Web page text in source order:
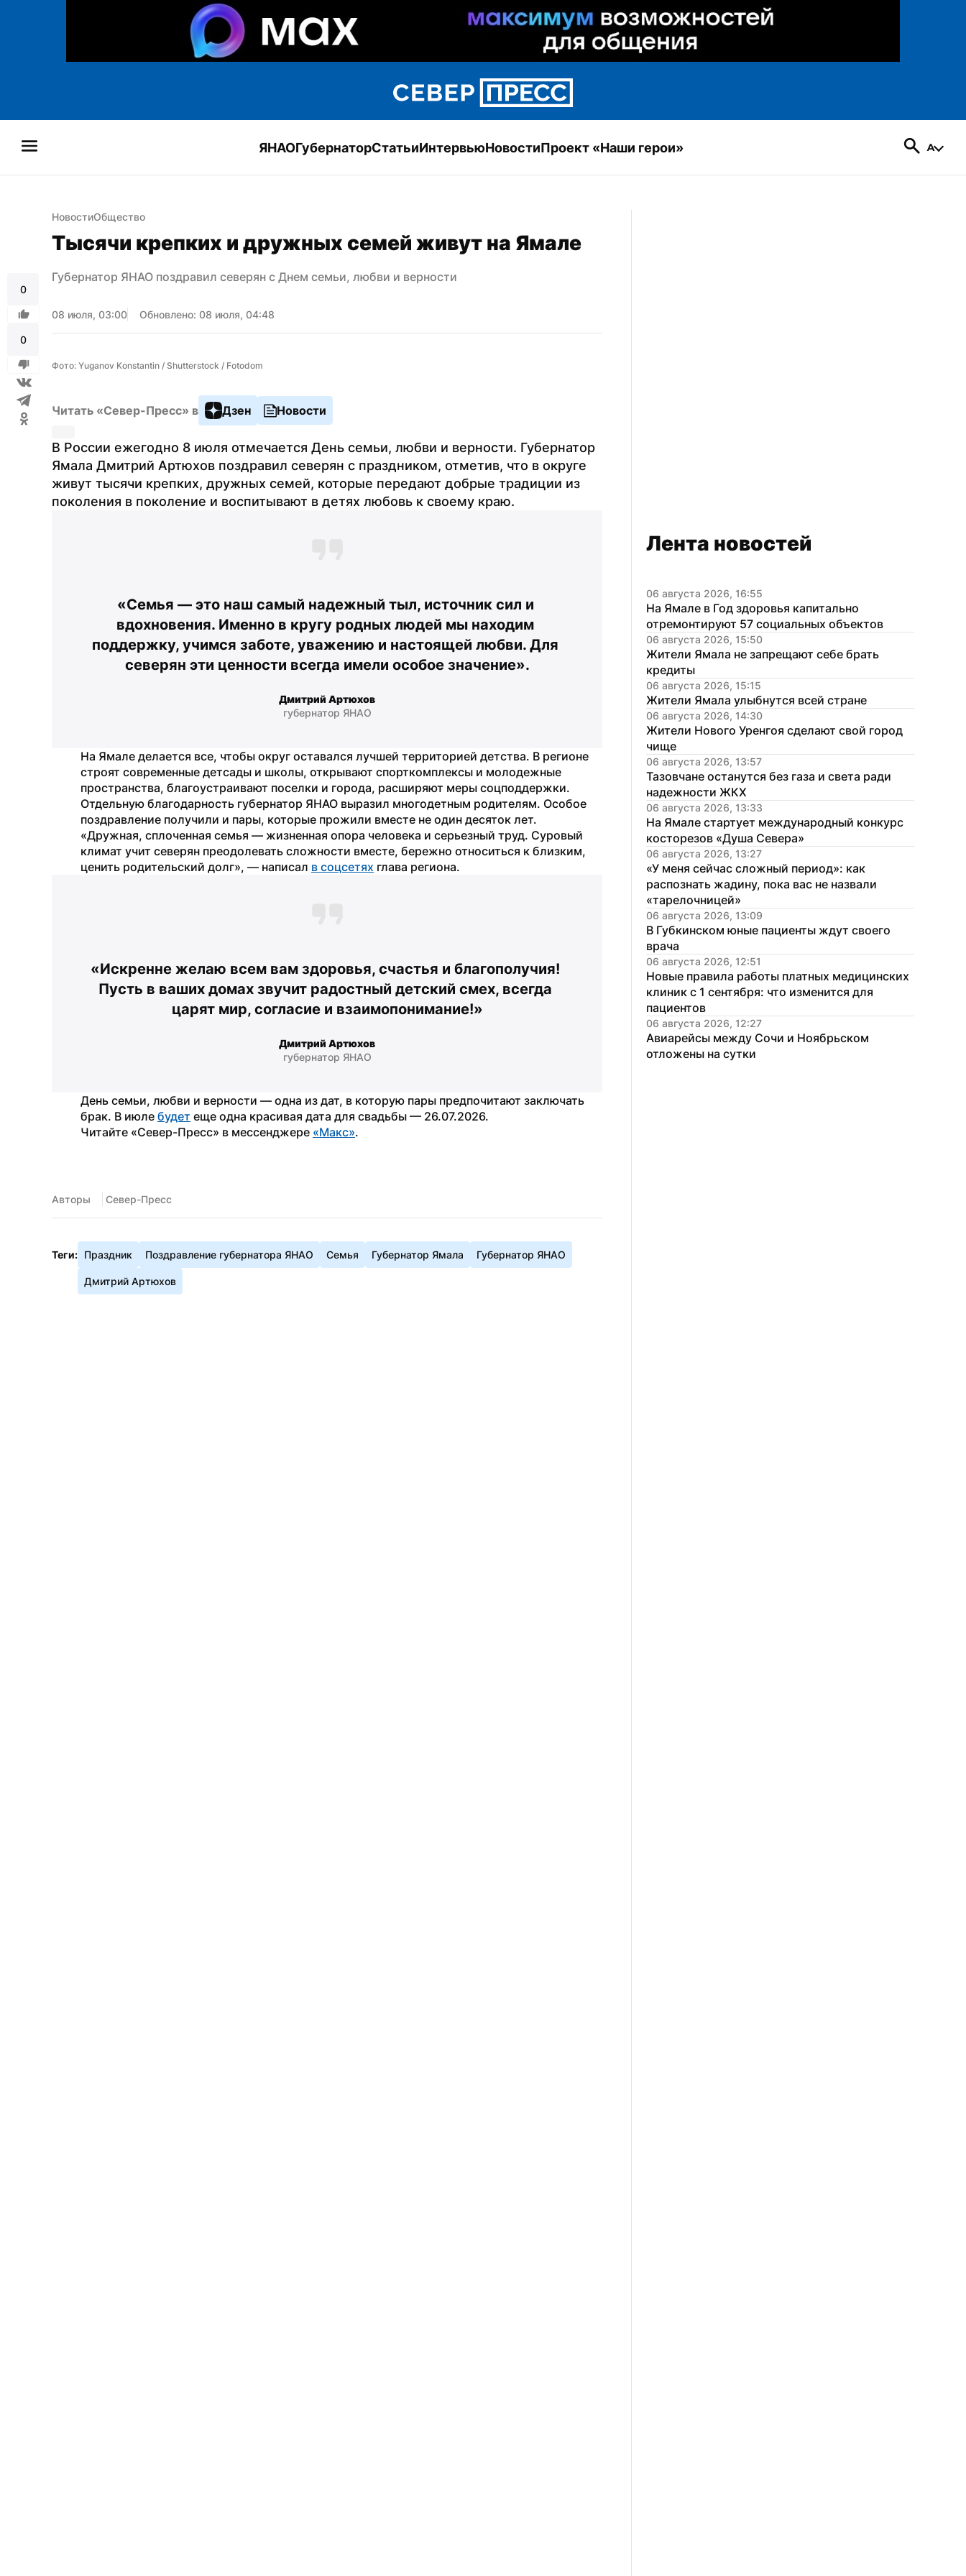
ЯНАОГубернаторСтатьиИнтервьюНовостиПроект «Наши герои»
0
0
НовостиОбщество
Тысячи крепких и дружных семей живут на Ямале
Губернатор ЯНАО поздравил северян с Днем семьи, любви и верности
08 июля, 03:00 Обновлено: 08 июля, 04:48
Фото: Yuganov Konstantin / Shutterstock / Fotodom
Читать «Север-Пресс» в Дзен Новости
В России ежегодно 8 июля отмечается День семьи, любви и верности. Губернатор
Ямала Дмитрий Артюхов поздравил северян с праздником, отметив, что в округе
живут тысячи крепких, дружных семей, которые передают добрые традиции из
поколения в поколение и воспитывают в детях любовь к своему краю.
«Семья — это наш самый надежный тыл, источник сил и
вдохновения. Именно в кругу родных людей мы находим
поддержку, учимся заботе, уважению и настоящей любви. Для
северян эти ценности всегда имели особое значение».
Дмитрий Артюхов
губернатор ЯНАО
На Ямале делается все, чтобы округ оставался лучшей территорией детства. В регионе
строят современные детсады и школы, открывают спорткомплексы и молодежные
пространства, благоустраивают поселки и города, расширяют меры соцподдержки.
Отдельную благодарность губернатор ЯНАО выразил многодетным родителям. Особое
поздравление получили и пары, которые прожили вместе не один десяток лет.
«Дружная, сплоченная семья — жизненная опора человека и серьезный труд. Суровый
климат учит северян преодолевать сложности вместе, бережно относиться к близким,
ценить родительский долг», — написал в соцсетях глава региона.
«Искренне желаю всем вам здоровья, счастья и благополучия!
Пусть в ваших домах звучит радостный детский смех, всегда
царят мир, согласие и взаимопонимание!»
Дмитрий Артюхов
губернатор ЯНАО
День семьи, любви и верности — одна из дат, в которую пары предпочитают заключать
брак. В июле будет еще одна красивая дата для свадьбы — 26.07.2026.
Читайте «Север-Пресс» в мессенджере «Макс».
Авторы Север-Пресс
Теги: Праздник Поздравление губернатора ЯНАО Семья Губернатор Ямала Губернатор ЯНАО
Дмитрий Артюхов
Лента новостей
06 августа 2026, 16:55
На Ямале в Год здоровья капитально
отремонтируют 57 социальных объектов
06 августа 2026, 15:50
Жители Ямала не запрещают себе брать
кредиты
06 августа 2026, 15:15
Жители Ямала улыбнутся всей стране
06 августа 2026, 14:30
Жители Нового Уренгоя сделают свой город
чище
06 августа 2026, 13:57
Тазовчане останутся без газа и света ради
надежности ЖКХ
06 августа 2026, 13:33
На Ямале стартует международный конкурс
косторезов «Душа Севера»
06 августа 2026, 13:27
«У меня сейчас сложный период»: как
распознать жадину, пока вас не назвали
«тарелочницей»
06 августа 2026, 13:09
В Губкинском юные пациенты ждут своего
врача
06 августа 2026, 12:51
Новые правила работы платных медицинских
клиник с 1 сентября: что изменится для
пациентов
06 августа 2026, 12:27
Авиарейсы между Сочи и Ноябрьском
отложены на сутки